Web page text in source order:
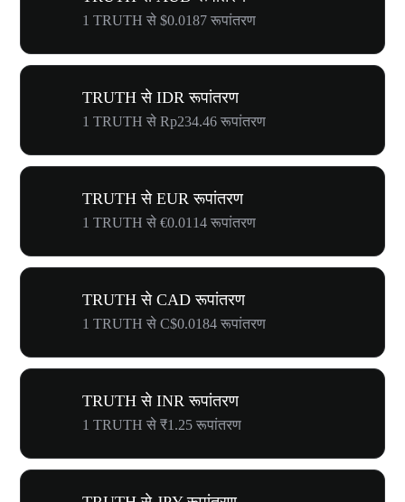
1 TRUTH से $0.0187 रूपांतरण
TRUTH से IDR रूपांतरण
1 TRUTH से Rp234.46 रूपांतरण
TRUTH से EUR रूपांतरण
1 TRUTH से €0.0114 रूपांतरण
TRUTH से CAD रूपांतरण
1 TRUTH से C$0.0184 रूपांतरण
TRUTH से INR रूपांतरण
1 TRUTH से ₹1.25 रूपांतरण